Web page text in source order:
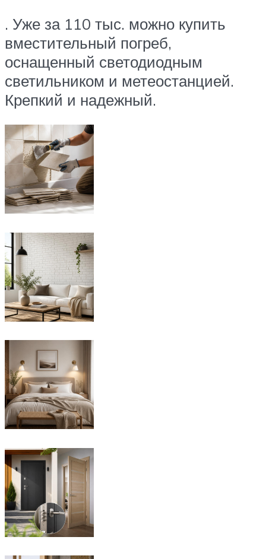
. Уже за 110 тыс. можно купить
вместительный погреб,
оснащенный светодиодным
светильником и метеостанцией.
Крепкий и надежный.